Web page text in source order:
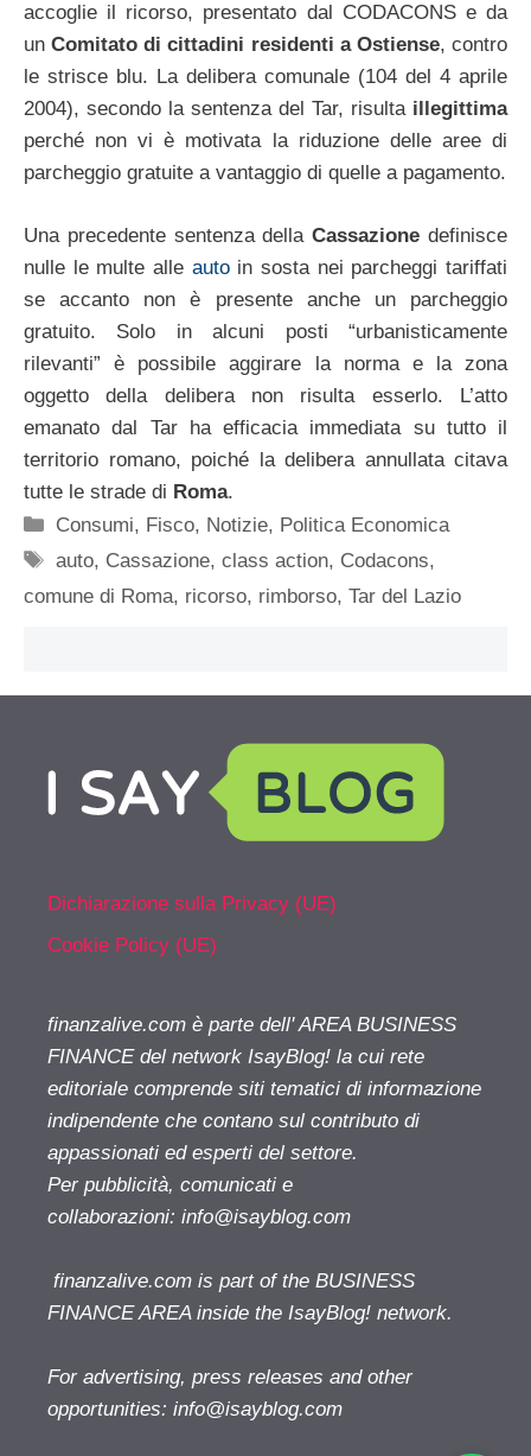
accoglie il ricorso, presentato dal CODACONS e da
unComitato di cittadini residenti a Ostiense, contro
le strisce blu. La delibera comunale (104 del 4 aprile
2004), secondo la sentenza del Tar, risulta illegittima
perché non vi è motivata la riduzione delle aree di
parcheggio gratuite a vantaggio di quelle a pagamento.
Una precedente sentenza dellaCassazione definisce
nulle le multe alle autoin sosta nei parcheggi tariffati
se accanto non è presente anche un parcheggio
gratuito. Solo in alcuni posti “urbanisticamente
rilevanti” è possibile aggirare la norma e la zona
oggetto della delibera non risulta esserlo. L’atto
emanato dal Tar ha efficacia immediata su tutto il
territorio romano, poiché la delibera annullata citava
tutte le strade di Roma.
Categorie
Consumi, Fisco, Notizie, Politica Economica
Tag
auto, Cassazione,class action, Codacons,
comune di Roma, ricorso, rimborso, Tar del Lazio
Dichiarazione sulla Privacy (UE)
Cookie Policy (UE)
finanzalive.com è parte dell' AREA BUSINESS
FINANCE del network IsayBlog! la cui rete
editoriale comprende siti tematici di informazione
indipendente che contano sul contributo di
appassionati ed esperti del settore.
Per pubblicità, comunicati e
collaborazioni: info@isayblog.com
finanzalive.com is part of the BUSINESS
FINANCE AREA inside the IsayBlog! network.
For advertising, press releases and other
opportunities: info@isayblog.com